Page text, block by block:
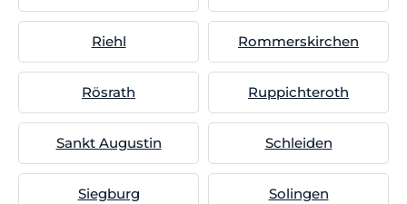
Riehl Rommerskirchen
Rösrath Ruppichteroth
Sankt Augustin Schleiden
Siegburg Solingen